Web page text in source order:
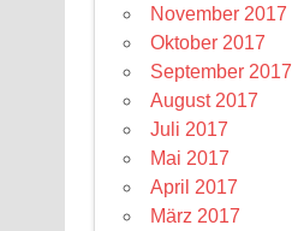
November 2017
Oktober 2017
September 2017
August 2017
Juli 2017
Mai 2017
April 2017
März 2017